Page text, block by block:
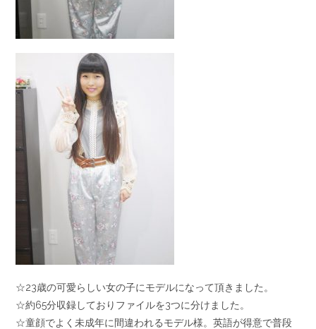
☆23歳の可愛らしい女の子にモデルになって頂きました。
☆約65分収録しておりファイルを3つに分けました。
☆童顔でよく未成年に間違われるモデル様。英語が得意で普段